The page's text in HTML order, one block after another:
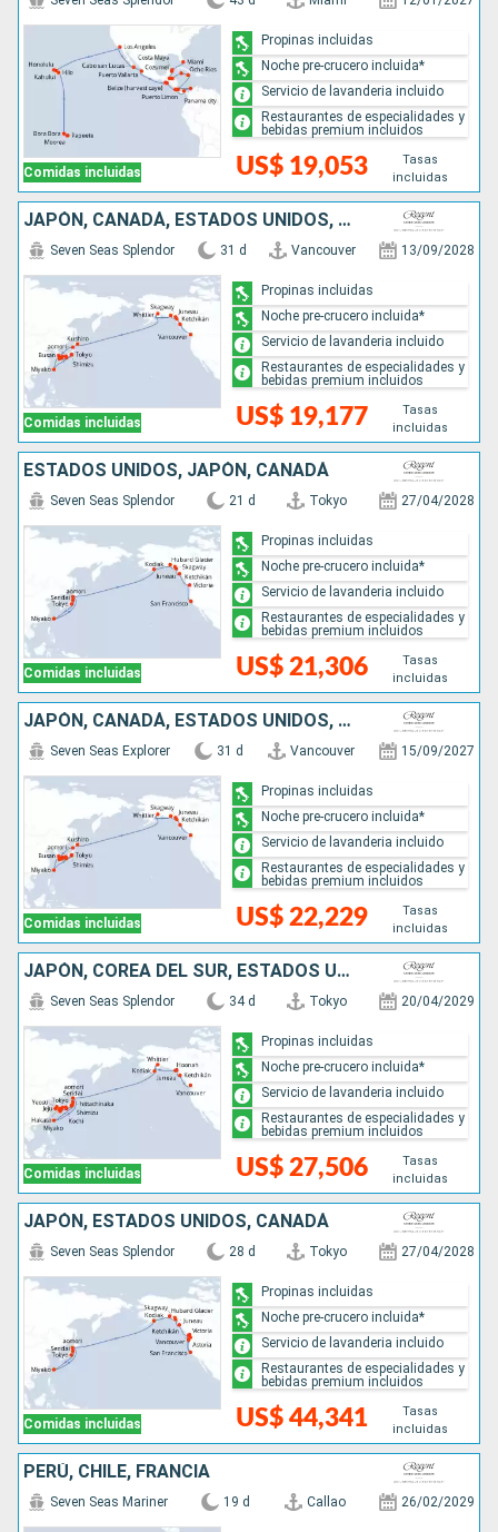
Comidas incluidas US$ 19,053
Tasas
incluidas
Propinas incluidas
Noche pre-crucero incluida*
Servicio de lavanderia incluido
Restaurantes de especialidades y
bebidas premium incluidos
JAPÓN, CANADÁ, ESTADOS UNIDOS, COREA DEL SUR
Comidas incluidas
Seven Seas Splendor 31 d Vancouver 13/09/2028
US$ 19,177
Tasas
incluidas
Propinas incluidas
Noche pre-crucero incluida*
Servicio de lavanderia incluido
Restaurantes de especialidades y
bebidas premium incluidos
ESTADOS UNIDOS, JAPÓN, CANADÁ
Comidas incluidas
Seven Seas Splendor 21 d Tokyo 27/04/2028
US$ 21,306
Tasas
incluidas
Propinas incluidas
Noche pre-crucero incluida*
Servicio de lavanderia incluido
Restaurantes de especialidades y
bebidas premium incluidos
JAPÓN, CANADÁ, ESTADOS UNIDOS, COREA DEL SUR
Comidas incluidas
Seven Seas Explorer 31 d Vancouver 15/09/2027
US$ 22,229
Tasas
incluidas
Propinas incluidas
Noche pre-crucero incluida*
Servicio de lavanderia incluido
Restaurantes de especialidades y
bebidas premium incluidos
JAPÓN, COREA DEL SUR, ESTADOS UNIDOS, CANADÁ
Comidas incluidas
Seven Seas Splendor 34 d Tokyo 20/04/2029
US$ 27,506
Tasas
incluidas
Propinas incluidas
Noche pre-crucero incluida*
Servicio de lavanderia incluido
Restaurantes de especialidades y
bebidas premium incluidos
JAPÓN, ESTADOS UNIDOS, CANADÁ
Comidas incluidas
Seven Seas Splendor 28 d Tokyo 27/04/2028
US$ 44,341
Tasas
incluidas
Propinas incluidas
Noche pre-crucero incluida*
Servicio de lavanderia incluido
Restaurantes de especialidades y
bebidas premium incluidos
PERÚ, CHILE, FRANCIA
Seven Seas Mariner 19 d Callao 26/02/2029